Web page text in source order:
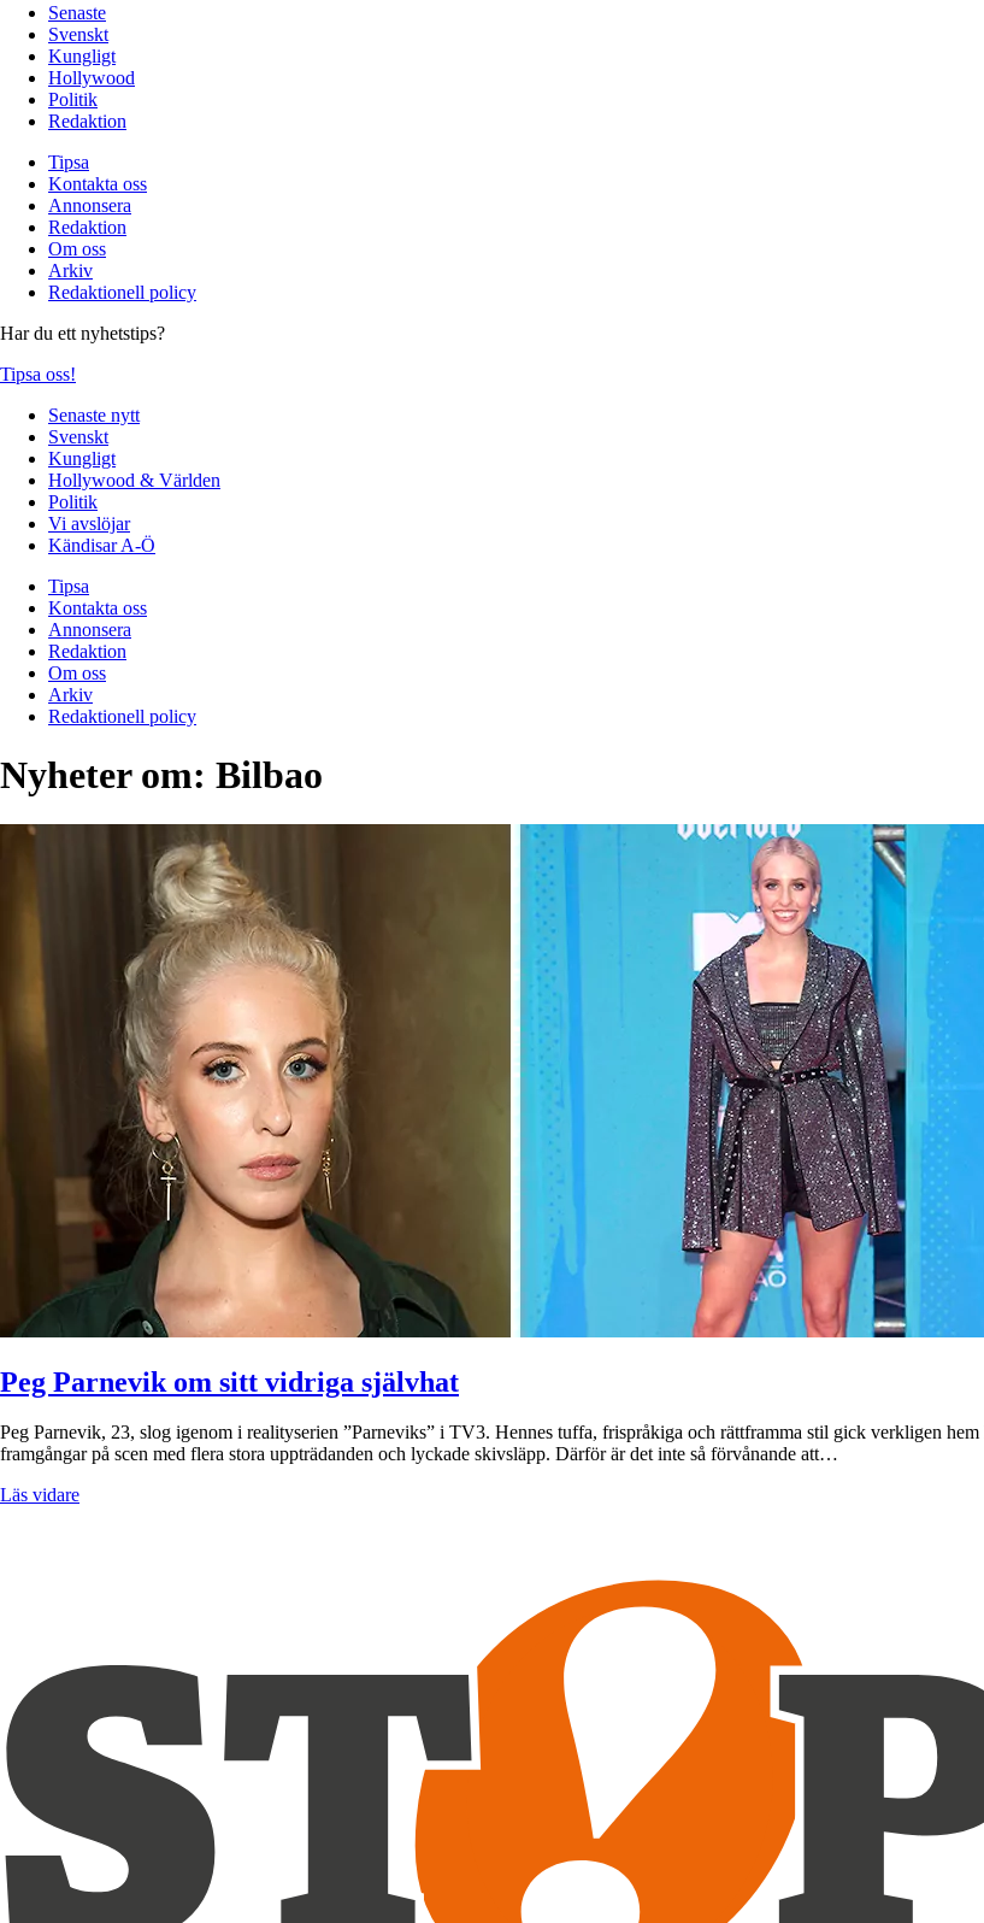
Senaste
Svenskt
Kungligt
Hollywood
Politik
Redaktion
Tipsa
Kontakta oss
Annonsera
Redaktion
Om oss
Arkiv
Redaktionell policy
Har du ett nyhetstips?
Tipsa oss!
Senaste nytt
Svenskt
Kungligt
Hollywood & Världen
Politik
Vi avslöjar
Kändisar A-Ö
Tipsa
Kontakta oss
Annonsera
Redaktion
Om oss
Arkiv
Redaktionell policy
Nyheter om: Bilbao
Peg Parnevik om sitt vidriga självhat
Peg Parnevik, 23, slog igenom i realityserien ”Parneviks” i TV3. Hennes tuffa, frispråkiga och rättframma stil gick verkligen
framgångar på scen med flera stora uppträdanden och lyckade skivsläpp. Därför är det inte så förvånande att…
Läs vidare